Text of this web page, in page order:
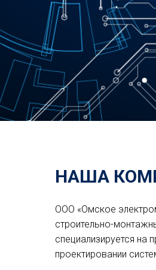
НАША
ООО «Омское
строительно-
специализируется на
проектировании